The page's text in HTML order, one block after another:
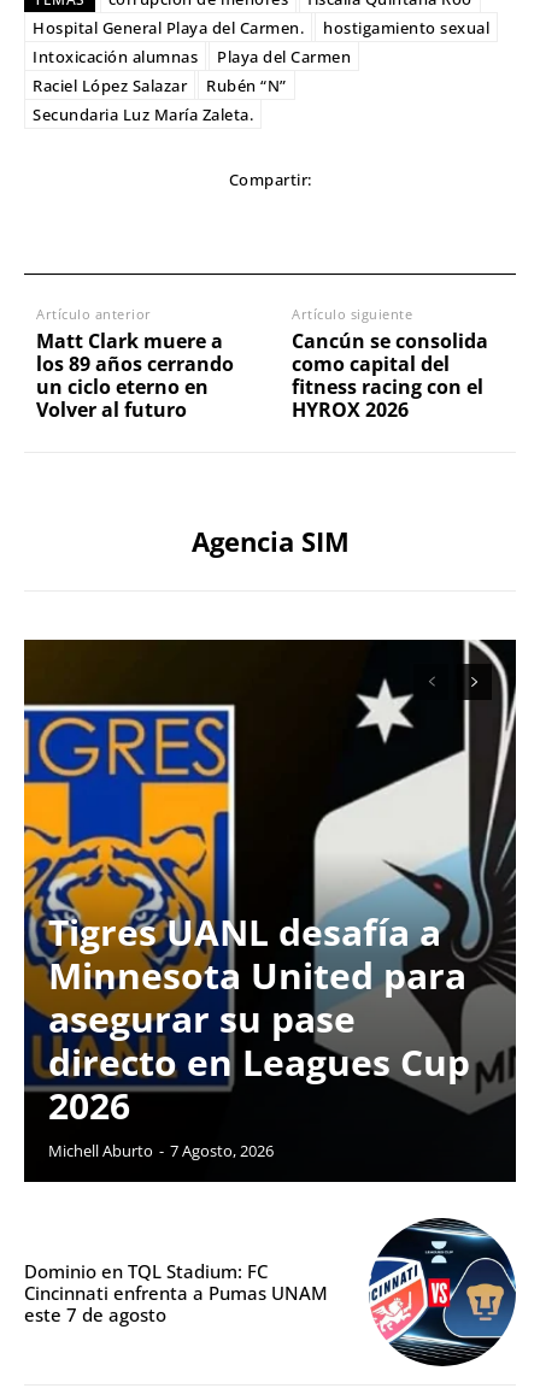
Hospital General Playa del Carmen.
hostigamiento sexual
Intoxicación alumnas
Playa del Carmen
Raciel López Salazar
Rubén “N”
Secundaria Luz María Zaleta.
Compartir:
Artículo anterior
Matt Clark muere a
los 89 años cerrando
un ciclo eterno en
Volver al futuro
Artículo siguiente
Cancún se consolida
como capital del
fitness racing con el
HYROX 2026
Agencia SIM
Tigres UANL desafía a
Minnesota United para
asegurar su pase
directo en Leagues Cup
2026
Michell Aburto - 7 Agosto, 2026
Dominio en TQL Stadium: FC
Cincinnati enfrenta a Pumas UNAM
este 7 de agosto